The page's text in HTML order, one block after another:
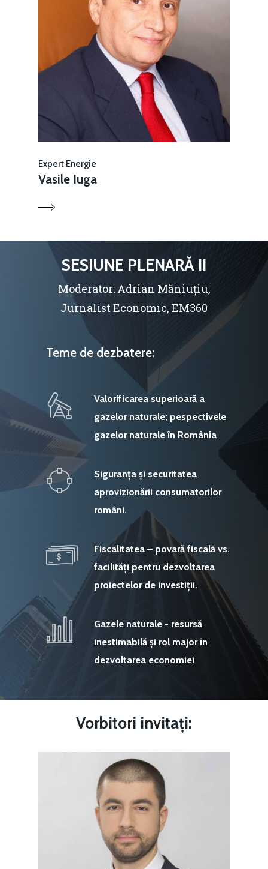
Expert Energie
Vasile Iuga
SESIUNE PLENARĂ II
Moderator: Adrian Măniuțiu,
Jurnalist Economic, EM360
Teme de dezbatere:
Valorificarea superioară a
gazelor naturale; pespectivele
gazelor naturale în România
Siguranța și securitatea
aprovizionării consumatorilor
români.
Fiscalitatea – povară fiscală vs.
facilități pentru dezvoltarea
proiectelor de investiții.
Gazele naturale - resursă
inestimabilă și rol major în
dezvoltarea economiei
Vorbitori invitați: